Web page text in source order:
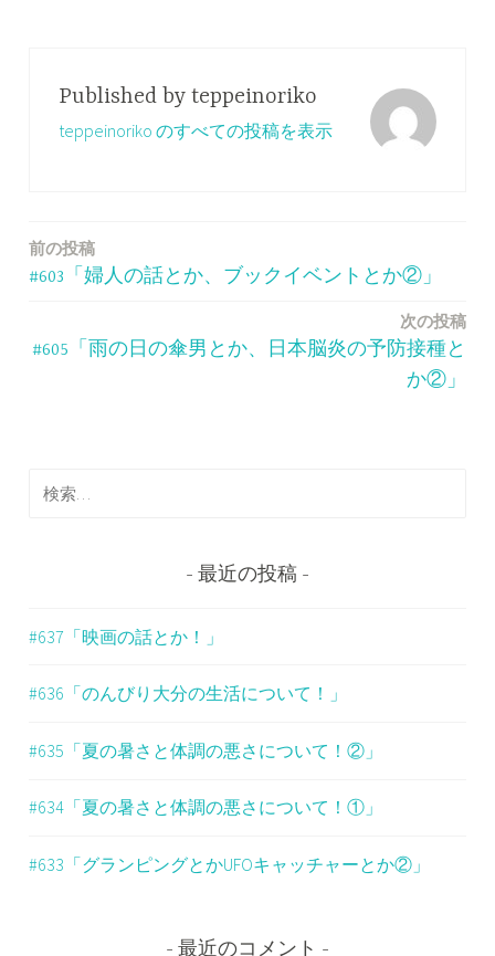
Published by teppeinoriko
teppeinoriko のすべての投稿を表示
投
シ
前の投稿
#603「婦人の話とか、ブックイベントとか②」
次の投稿
#605「雨の日の傘男とか、日本脳炎の予防接種と
か②」
検
最近の投稿
#637「映画の話とか！」
#636「のんびり大分の生活について！」
#635「夏の暑さと体調の悪さについて！②」
#634「夏の暑さと体調の悪さについて！①」
#633「グランピングとかUFOキャッチャーとか②」
最近のコメント